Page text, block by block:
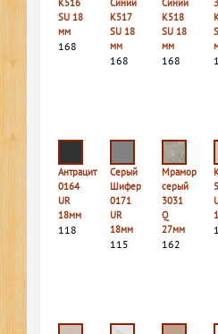
К516
SU 18
мм
168
Синий
К517
SU 18
мм
168
Синий
К518
SU 18
мм
168
Антрацит
0164
UR
18мм
118
Серый
Шифер
0171
UR
18мм
115
Мрамор
серый
3031
Q
27мм
162